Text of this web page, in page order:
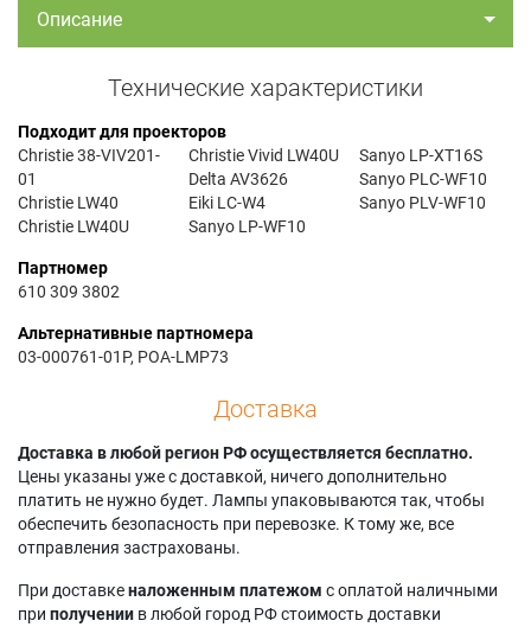
Описание
Технические характеристики
Подходит для проекторов
Christie 38-VIV201-
01
Christie LW40
Christie LW40U
Christie Vivid LW40U
Delta AV3626
Eiki LC-W4
Sanyo LP-WF10
Sanyo LP-XT16S
Sanyo PLC-WF10
Sanyo PLV-WF10
Партномер
610 309 3802
Альтернативные партномера
03-000761-01P, POA-LMP73
Доставка
Доставка в любой регион РФ осуществляется бесплатно.
Цены указаны уже с доставкой, ничего дополнительно
платить не нужно будет. Лампы упаковываются так, чтобы
обеспечить безопасность при перевозке. К тому же, все
отправления застрахованы.
При доставкеналоженным платежом с оплатой наличными
при получении в любой город РФ стоимость доставки